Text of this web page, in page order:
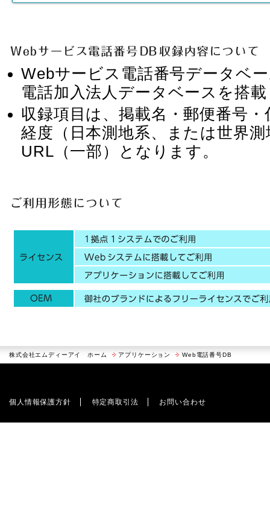
Webサービス電話番号データベ
電話加入法人データベースを搭
収録項目は、掲載名・郵便番号
経度（日本測地系、または世界
URL（一部）となります。
株式会社エムディーアイ ホーム アプリケーション Web電話番号DB
個人情報保護方針 特定商取引法 お問い合わせ